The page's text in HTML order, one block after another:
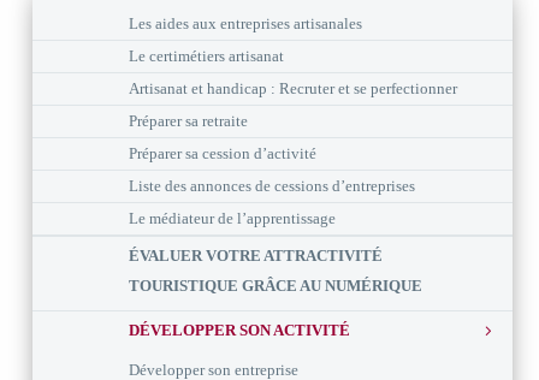
Les aides aux entreprises artisanales
Le certimétiers artisanat
Artisanat et handicap : Recruter et se perfectionner
Préparer sa retraite
Préparer sa cession d’activité
Liste des annonces de cessions d’entreprises
Le médiateur de l’apprentissage
ÉVALUER VOTRE ATTRACTIVITÉ
TOURISTIQUE GRÂCE AU NUMÉRIQUE
DÉVELOPPER SON ACTIVITÉ
Développer son entreprise